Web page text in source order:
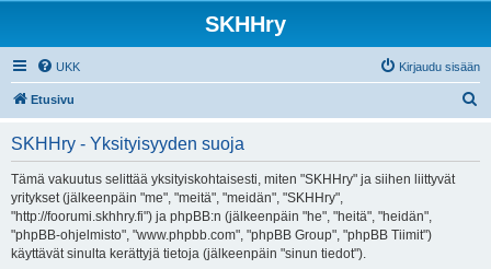
SKHHry
UKK Kirjaudu sisään
Etusivu
SKHHry - Yksityisyyden suoja
Tämä vakuutus selittää yksityiskohtaisesti, miten "SKHHry" ja siihen liittyvät
yritykset (jälkeenpäin "me", "meitä", "meidän", "SKHHry",
"http://foorumi.skhhry.fi") ja phpBB:n (jälkeenpäin "he", "heitä", "heidän",
"phpBB-ohjelmisto", "www.phpbb.com", "phpBB Group", "phpBB Tiimit")
käyttävät sinulta kerättyjä tietoja (jälkeenpäin "sinun tiedot").